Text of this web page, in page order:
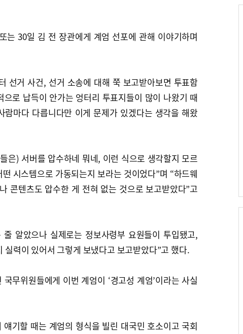
는 30일 김 전 장관에게 계엄 선포에 관해 이야기하며
선거 사건, 선거 소송에 대해 쭉 보고받아보면 투표함
로 납득이 안가는 엉터리 투표지들이 많이 나왔기 때
마다 다릅니다만 이게 문제가 있겠다는 생각을 해왔
은) 서버를 압수하네 뭐네, 이런 식으로 생각할지 모르
시스템으로 가동되는지 보라는 것이었다”며 “하드웨
콘텐츠도 압수한 게 전혀 없는 것으로 보고받았다”고
알았으나 실제로는 정보사령부 요원들이 투입됐고,
실력이 있어서 그렇게 보냈다고 보고받았다”고 했다.
무위원들에게 이번 계엄이 ‘경고성 계엄’이라는 사실
기할 때는 계엄의 형식을 빌린 대국민 호소이고 국회